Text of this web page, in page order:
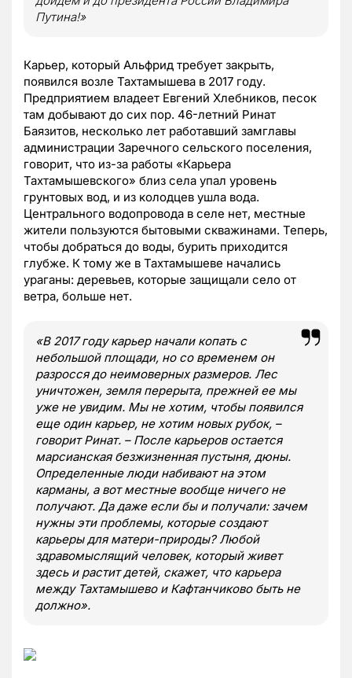
Путина!»
Карьер, который Альфрид требует закрыть,
появился возле Тахтамышева в 2017 году.
Предприятием владеет Евгений Хлебников, песок
там добывают до сих пор. 46-летний Ринат
Баязитов, несколько лет работавший замглавы
администрации Заречного сельского поселения,
говорит, что из-за работы «Карьера
Тахтамышевского» близ села упал уровень
грунтовых вод, и из колодцев ушла вода.
Центрального водопровода в селе нет, местные
жители пользуются бытовыми скважинами. Теперь,
чтобы добраться до воды, бурить приходится
глубже. К тому же в Тахтамышеве начались
ураганы: деревьев, которые защищали село от
ветра, больше нет.
«В 2017 году карьер начали копать с
небольшой площади, но со временем он
разросся до неимоверных размеров. Лес
уничтожен, земля перерыта, прежней ее мы
уже не увидим. Мы не хотим, чтобы появился
еще один карьер, не хотим новых рубок, –
говорит Ринат. – После карьеров остается
марсианская безжизненная пустыня, дюны.
Определенные люди набивают на этом
карманы, а вот местные вообще ничего не
получают. Да даже если бы и получали: зачем
нужны эти проблемы, которые создают
карьеры для матери-природы? Любой
здравомыслящий человек, который живет
здесь и растит детей, скажет, что карьера
между Тахтамышево и Кафтанчиково быть не
должно».